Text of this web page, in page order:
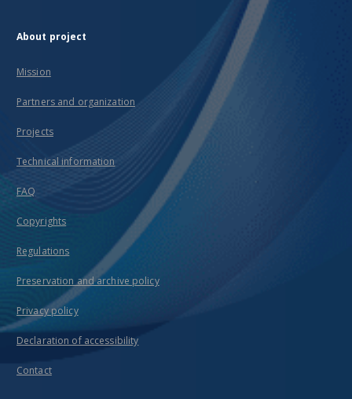
About project
Mission
Partners and organization
Projects
Technical information
FAQ
Copyrights
Regulations
Preservation and archive policy
Privacy policy
Declaration of accessibility
Contact